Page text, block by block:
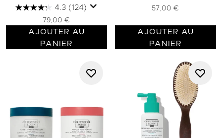
4.3 (124)
79,00 €
AJOUTER AU
PANIER
57,00 €
AJOUTER AU
PANIER